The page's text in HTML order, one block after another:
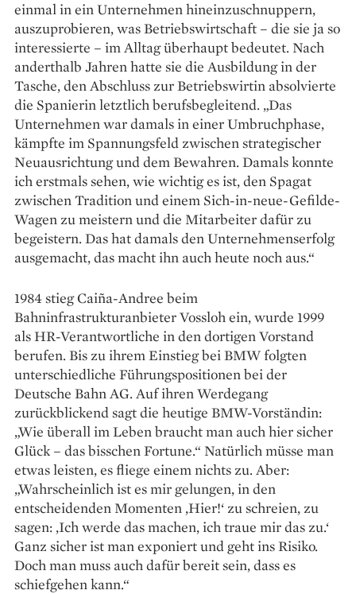
einmal in ein Unternehmen hineinzuschnuppern,
auszuprobieren, was Betriebswirtschaft – die sie ja so
interessierte – im Alltag überhaupt bedeutet. Nach
anderthalb Jahren hatte sie die Ausbildung in der
Tasche, den Abschluss zur Betriebswirtin absolvierte
die Spanierin letztlich berufsbegleitend. „Das
Unternehmen war damals in einer Umbruchphase,
kämpfte im Spannungsfeld zwischen strategischer
Neuausrichtung und dem Bewahren. Damals konnte
ich erstmals sehen, wie wichtig es ist, den Spagat
zwischen Tradition und einem Sich-in-neue-Gefilde-
Wagen zu meistern und die Mitarbeiter dafür zu
begeistern. Das hat damals den Unternehmenserfolg
ausgemacht, das macht ihn auch heute noch aus.“
1984 stieg Caiña-Andree beim
Bahninfrastrukturanbieter Vossloh ein, wurde 1999
als HR-Verantwort­liche in den dortigen Vorstand
berufen. Bis zu ihrem Einstieg bei BMW folgten
unterschiedliche Führungspositionen bei der
Deutsche Bahn AG. Auf ihren Werdegang
zurückblickend sagt die heutige BMW-Vorständin:
„Wie überall im Leben braucht man auch hier sicher
Glück – das bisschen Fortune.“ Natürlich müsse man
etwas leisten, es fliege einem nichts zu. Aber:
„Wahrscheinlich ist es mir gelungen, in den
entscheidenden Momenten ‚Hier!‘ zu schreien, zu
sagen: ‚Ich werde das machen, ich traue mir das zu.‘
Ganz sicher ist man exponiert und geht ins Risiko.
Doch man muss auch dafür bereit sein, dass es
schiefgehen kann.“